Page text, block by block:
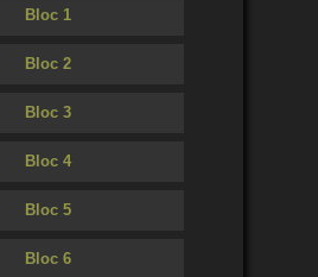
Bloc 1
Bloc 2
Bloc 3
Bloc 4
Bloc 5
Bloc 6